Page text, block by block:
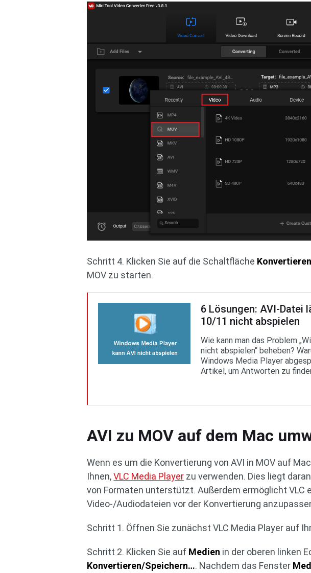
Schritt 4. Klicken Sie auf die Schaltfläche Konvertieren
MOV zu starten.
6 Lösungen: AVI-Datei
10/11 nicht abspielen
Wie kann man das Problem
nicht abspielen“ beheben?
Windows Media Player
Artikel, um Antworten zu
AVI zu MOV auf dem Mac
Wenn es um die Konvertierung von AVI in MOV auf
Ihnen,VLC Media Player zu verwenden. Dies liegt
von Formaten unterstützt. Außerdem ermöglicht VLC
Video-/Audiodateien vor der Konvertierung
Schritt 1. Öffnen Sie zunächst VLC Media Player auf
Schritt 2. Klicken Sie auf Medien in der oberen linken
Konvertieren/Speichern…. Nachdem das Fenster